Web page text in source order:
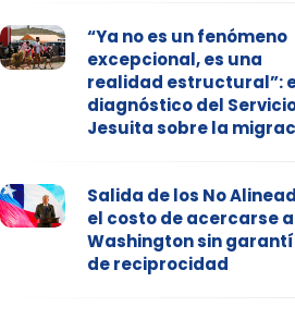
“Ya no es un fenómeno
excepcional, es una
realidad estructural”:
diagnóstico del
Jesuita sobre la
Salida de los No
el costo de acercarse a
Washington sin
de reciprocidad